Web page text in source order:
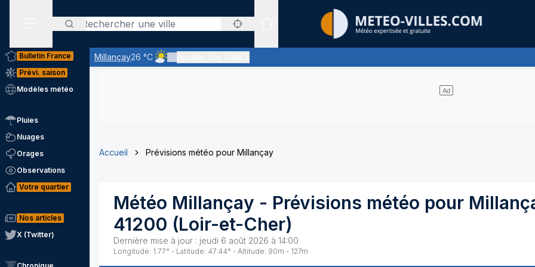
Rechercher
Sites expertis&eacute;s
Millançay26 °C
Ciel peu nuageux - le soleil domine largement
Bulletin France
Prévi. saison
Modèles météo
Pluies
Nuages
Orages
Observations
Votre quartier
Nos articles
X (Twitter)
Accueil Prévisions météo pour Millançay
Météo Millançay - Prévisions météo pour
41200 (Loir-et-Cher)
Dernière mise à jour : jeudi 6 août 2026 à 14:00
Longitude: 1.77° - Latitude: 47.44° - Altitude: 90m - 127m